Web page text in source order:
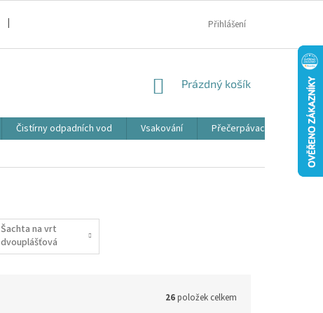
Přihlášení
NÁKUPNÍ
Prázdný košík
Čistírny odpadních vod Vsakování Přečerpávací jímky
Šachta na vrt
dvouplášťová
26položek celkem